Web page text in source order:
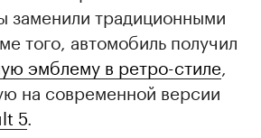
заменили традиционными
того, автомобиль получил
эмблему в ретро-стиле
на современной версии
5